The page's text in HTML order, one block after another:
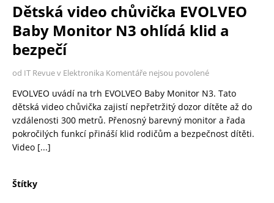
Dětská video chůvička EVOLVEO
Baby Monitor N3 ohlídá klid a
bezpečí
od IT Revue v Elektronika Komentáře nejsou povolené
EVOLVEO uvádí na trh EVOLVEO Baby Monitor N3. Tato
dětská video chůvička zajistí nepřetržitý dozor dítěte až do
vzdálenosti 300 metrů. Přenosný barevný monitor a řada
pokročilých funkcí přináší klid rodičům a bezpečnost dítěti.
Video [...]
Štítky